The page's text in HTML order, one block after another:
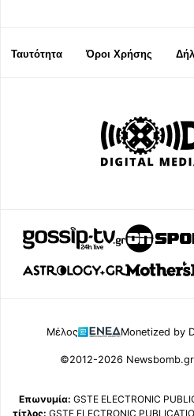
Ταυτότητα Όροι Χρήσης
Μέλος Monetized by
©2012-2026
Επωνυμία: GSTE ELECTRONIC
τίτλος: GSTE ELECTRONIC